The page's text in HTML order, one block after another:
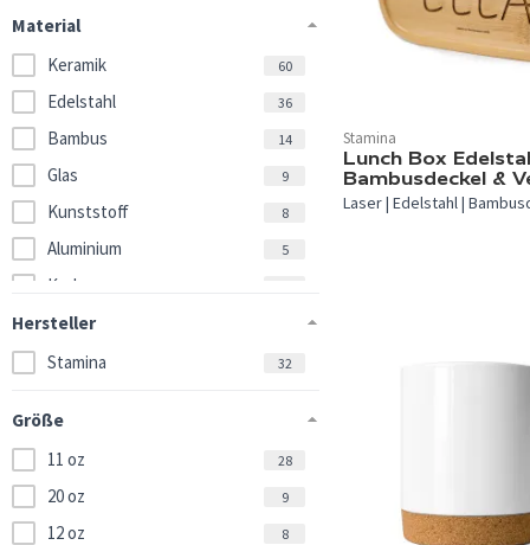
Material
Keramik
60
Edelstahl 36
Bambus 14
Glas 9
Kunststoff 8
Aluminium 5
Kork
Porzellan
Emaille 1
Holz
Recycelter Edelstahl 1
Hersteller
Stamina
32
Größe
11 oz
28
20 oz 9
12 oz 8
In 1 Farbe verfügbar.
Stamina
Lunch Box
Bambusdeckel &
Laser | Edelstahl |